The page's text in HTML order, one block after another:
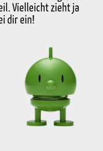
Variante aus
Vielleicht zieht ja
dir ein!